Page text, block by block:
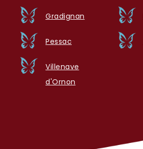
Gradignan
Pessac
Villenave
d'Ornon